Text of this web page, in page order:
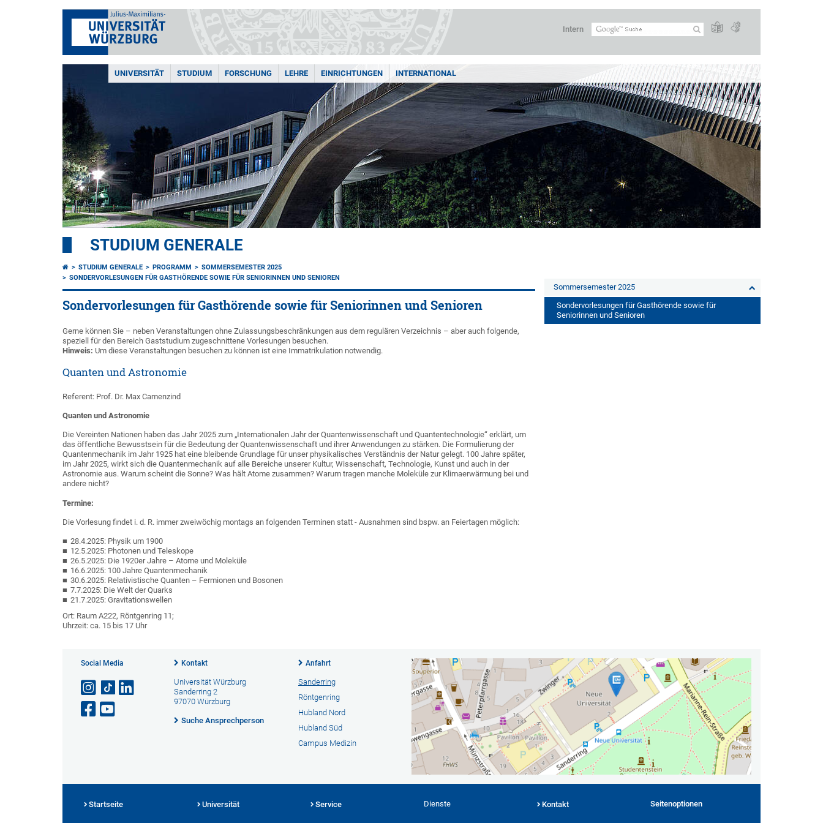
Intern
UNIVERSITÄT STUDIUM FORSCHUNG LEHRE EINRICHTUNGEN INTERNATIONAL
STUDIUM GENERALE
STUDIUM GENERALE PROGRAMM
SOMMERSEMESTER 2025
SONDERVORLESUNGEN FÜR GASTHÖRENDE SOWIE FÜR SENIORINNEN UND SENIOREN
Sondervorlesungen für Gasthörende sowie für Seniorinnen und Senioren
Gerne können Sie – neben Veranstaltungen ohne Zulassungsbeschränkungen aus dem regulären Verzeichnis – aber auch folgende,
speziell für den Bereich Gaststudium zugeschnittene Vorlesungen besuchen.
Hinweis: Um diese Veranstaltungen besuchen zu können ist eine Immatrikulation notwendig.
Quanten und Astronomie
Referent: Prof. Dr. Max Camenzind
Quanten und Astronomie
Die Vereinten Nationen haben das Jahr 2025 zum „Internationalen Jahr der Quantenwissenschaft und Quantentechnologie“ erklärt, um
das öffentliche Bewusstsein für die Bedeutung der Quantenwissenschaft und ihrer Anwendungen zu stärken. Die Formulierung der
Quantenmechanik im Jahr 1925 hat eine bleibende Grundlage für unser physikalisches Verständnis der Natur gelegt. 100 Jahre später,
im Jahr 2025, wirkt sich die Quantenmechanik auf alle Bereiche unserer Kultur, Wissenschaft, Technologie, Kunst und auch in der
Astronomie aus. Warum scheint die Sonne? Was hält Atome zusammen? Warum tragen manche Moleküle zur Klimaerwärmung bei und
andere nicht?
Termine:
Die Vorlesung findet i. d. R. immer zweiwöchig montags an folgenden Terminen statt - Ausnahmen sind bspw. an Feiertagen möglich:
28.4.2025: Physik um 1900
12.5.2025: Photonen und Teleskope
26.5.2025: Die 1920er Jahre – Atome und Moleküle
16.6.2025: 100 Jahre Quantenmechanik
30.6.2025: Relativistische Quanten – Fermionen und Bosonen
7.7.2025: Die Welt der Quarks
21.7.2025: Gravitationswellen
Ort: Raum A222, Röntgenring 11;
Uhrzeit: ca. 15 bis 17 Uhr
Sommersemester 2025
Sondervorlesungen für Gasthörende sowie für
Seniorinnen und Senioren
Social Media Kontakt
Universität Würzburg
Sanderring 2
97070 Würzburg
Suche Ansprechperson
Anfahrt
Sanderring
Röntgenring
Hubland Nord
Hubland Süd
Campus Medizin
Startseite Universität Service Dienste Kontakt Seitenoptionen